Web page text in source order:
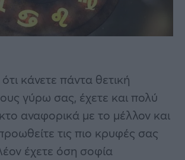
κάνετε πάντα θετική
γύρω σας, έχετε και πολύ
αναφορικά με το μέλλον και
τις πιο κρυφές σας
έχετε όση σοφία